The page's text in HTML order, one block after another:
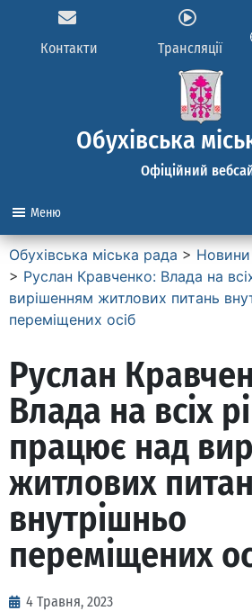
Контакти Трансляції
Обухівська
Офіційний
Меню
Обухівська міська рада > Новини
> Руслан Кравченко: Влада на
вирішенням житлових питань
переміщених осіб
Руслан
Влада на всіх
працює над
житлових
внутрішньо
переміщених
4 Травня, 2023